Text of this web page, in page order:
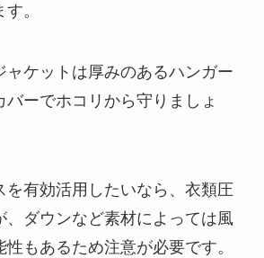
。
ャケットは厚みのあるハンガー
バーでホコリから守りましょ
を有効活用したいなら、衣類圧
、ダウンなど素材によっては風
もあるため注意が必要です。